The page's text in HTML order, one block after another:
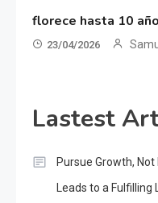
florece hasta 10
23/04/2026
Lastest
Pursue Growth,
Leads to a Fulfilling